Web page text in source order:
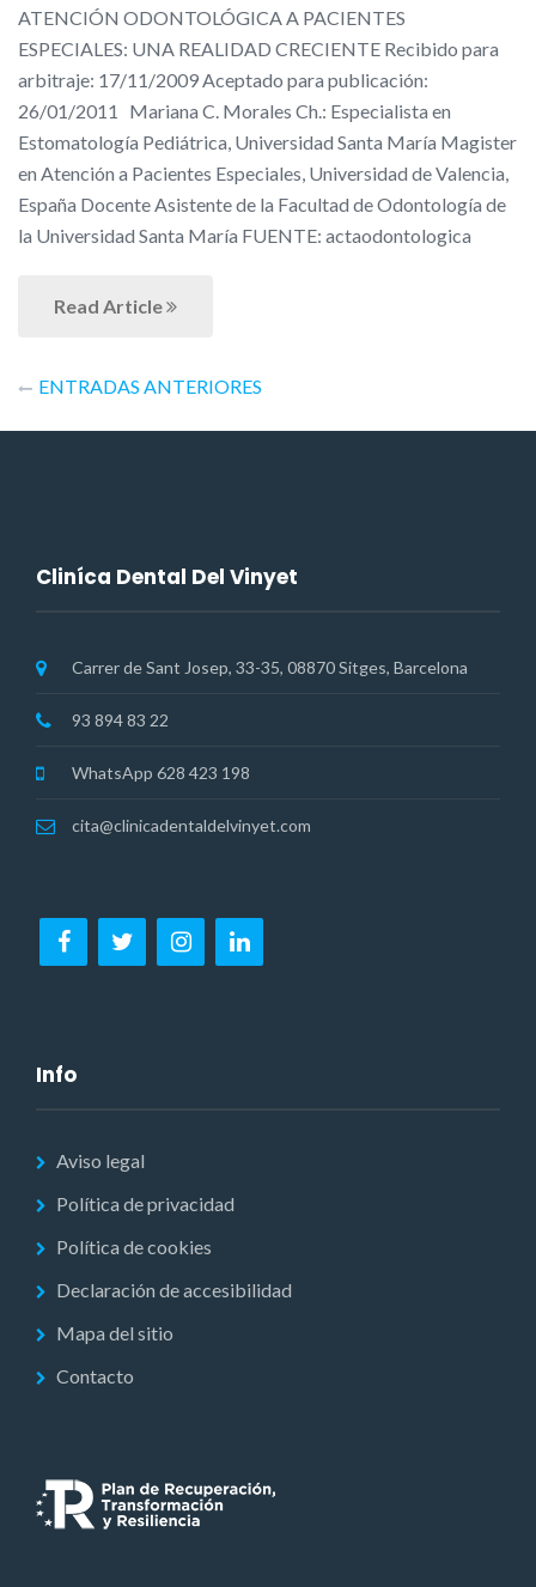
ATENCIÓN ODONTOLÓGICA A PACIENTES
ESPECIALES: UNA REALIDAD CRECIENTE Recibido para
arbitraje: 17/11/2009 Aceptado para publicación:
26/01/2011 Mariana C. Morales Ch.: Especialista en
Estomatología Pediátrica, Universidad Santa María Magister
en Atención a Pacientes Especiales, Universidad de Valencia,
España Docente Asistente de la Facultad de Odontología de
la Universidad Santa María FUENTE: actaodontologica
Read Article
Navegación
de
ENTRADAS ANTERIORES
Cliníca Dental Del Vinyet
Carrer de Sant Josep, 33-35, 08870 Sitges, Barcelona
93 894 83 22
WhatsApp 628 423 198
cita@clinicadentaldelvinyet.com
Info
Aviso legal
Política de privacidad
Política de cookies
Declaración de accesibilidad
Mapa del sitio
Contacto